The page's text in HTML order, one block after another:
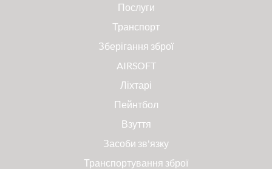
Послуги
Транспорт
Зберігання зброї
AIRSOFT
Ліхтарі
Пейнтбол
Взуття
Засоби зв'язку
Транспортування зброї